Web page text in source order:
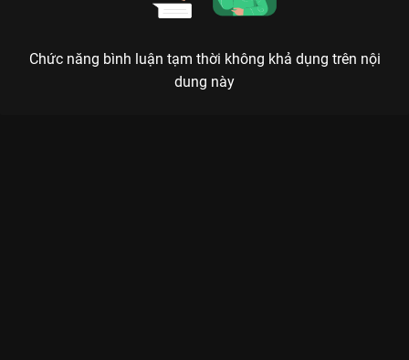
Chức năng bình luận tạm thời không khả dụng trên nội
dung này